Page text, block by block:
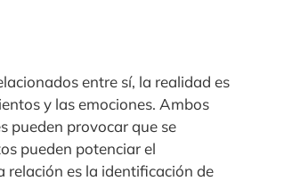
entre sí, la realidad es
y las emociones. Ambos
pueden provocar que se
pueden potenciar el
relación es la identificación de